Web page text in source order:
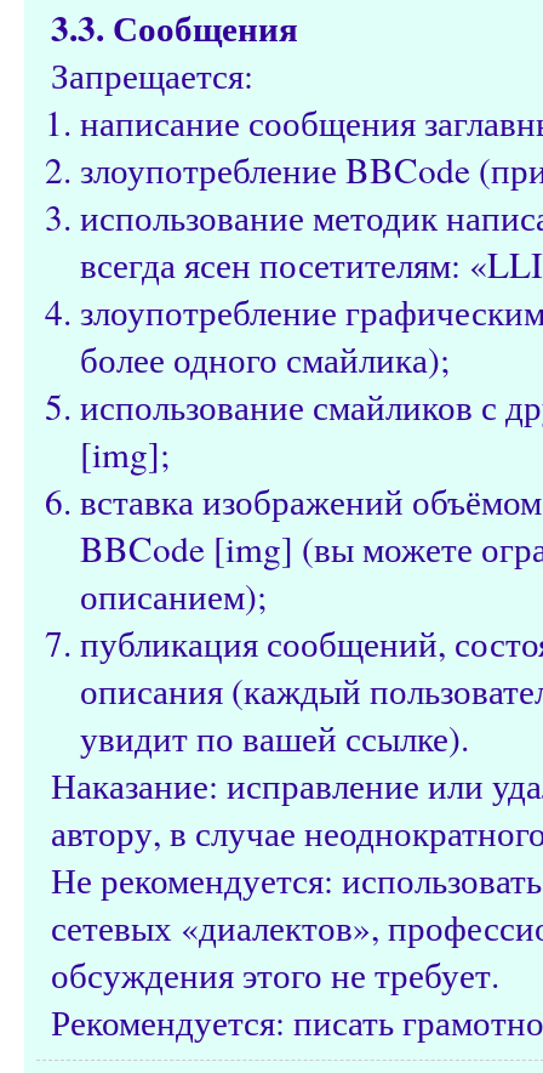
3.3. Сообщения
Запрещается:
написание сообщения
злоупотребление BBCode
использование методик
всегда ясен посетителям:
злоупотребление
более одного смайлика);
использование смайликов с
[img];
вставка изображений
BBCode [img] (вы можете
описанием);
публикация сообщений,
описания (каждый
увидит по вашей ссылке).
Наказание: исправление или
автору, в случае
Не рекомендуется:
сетевых «диалектов»,
обсуждения этого не требует.
Рекомендуется: писать